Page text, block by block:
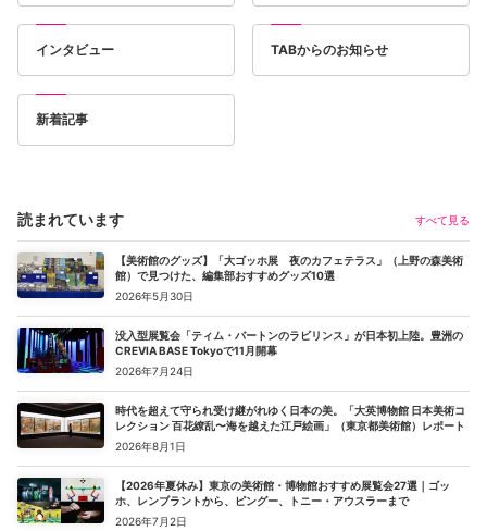
インタビュー TABからのお知らせ
新着記事
読まれています すべて見る
【美術館のグッズ】「大ゴッホ展 夜のカフェテラス」（上野の森美術
館）で見つけた、編集部おすすめグッズ10選
2026年5月30日
没入型展覧会「ティム・バートンのラビリンス」が日本初上陸。豊洲の
CREVIA BASE Tokyoで11月開幕
2026年7月24日
時代を超えて守られ受け継がれゆく日本の美。「大英博物館 日本美術コ
レクション 百花繚乱〜海を越えた江戸絵画」（東京都美術館）レポート
2026年8月1日
【2026年夏休み】東京の美術館・博物館おすすめ展覧会27選｜ゴッ
ホ、レンブラントから、ピングー、トニー・アウスラーまで
2026年7月2日